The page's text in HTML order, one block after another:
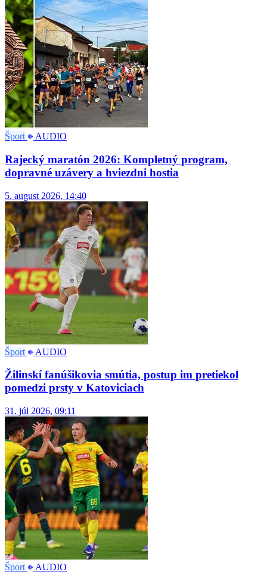
Šport AUDIO
Rajecký maratón 2026: Kompletný program,
dopravné uzávery a hviezdni hostia
5. august 2026, 14:40
Šport AUDIO
Žilinskí fanúšikovia smútia, postup im pretiekol
pomedzi prsty v Katoviciach
31. júl 2026, 09:11
Šport AUDIO